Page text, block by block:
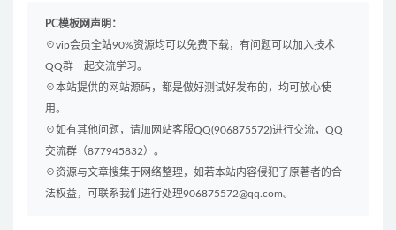
PC模板网声明：
☉vip会员全站90%资源均可以免费下载，有问题可以加入技术
QQ群一起交流学习。
☉本站提供的网站源码，都是做好测试好发布的，均可放心使
用。
☉如有其他问题，请加网站客服QQ(906875572)进行交流，QQ
交流群（877945832）。
☉资源与文章搜集于网络整理，如若本站内容侵犯了原著者的合
法权益，可联系我们进行处理906875572@qq.com。